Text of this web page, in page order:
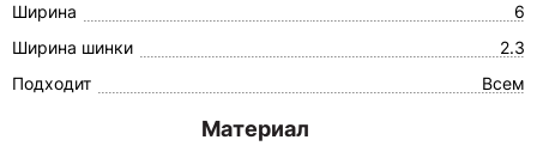
Ширина
6
Ширина шинки
2.3
Подходит
Всем
Материал